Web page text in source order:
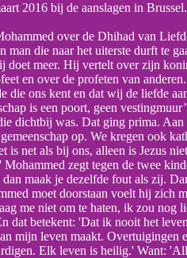
2016 bij de aanslagen in
over de Dhihad van
die naar het uiterste durft te
doet meer. Hij vertelt over zijn
en over de profeten van
die ons kent en dat wij de liefde
is een poort, geen
dichtbij was. Dat ging prima. Aan
op. We kregen ook
net als bij ons, alleen is Jezus
zegt tegen de twee
maak je dezelfde fout als zij.
moet doorstaan voelt hij zich
me niet om te haten, ik zou nog
dat betekent: 'Dat ik nooit het
mijn leven maakt. Overtuigingen
Elk leven is heilig.' Want: